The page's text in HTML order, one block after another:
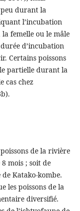
peu durant la
l’incubation
femelle ou le mâle
d’incubation
Certains poissons
partielle durant la
cas chez
de la rivière
mois ; soit de
Katako-kombe.
les poissons de la
diversifié.